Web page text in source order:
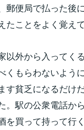
郵便局で払った後
ことをよく覚えて
以外から入ってく
くもらわないよう
す貧乏になるだけ
。駅の公衆電話か
を買って持って行